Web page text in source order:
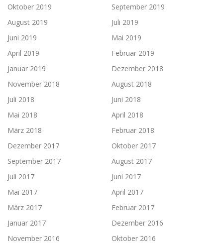
Oktober 2019
September 2019
August 2019
Juli 2019
Juni 2019
Mai 2019
April 2019
Februar 2019
Januar 2019
Dezember 2018
November 2018
August 2018
Juli 2018
Juni 2018
Mai 2018
April 2018
März 2018
Februar 2018
Dezember 2017
Oktober 2017
September 2017
August 2017
Juli 2017
Juni 2017
Mai 2017
April 2017
März 2017
Februar 2017
Januar 2017
Dezember 2016
November 2016
Oktober 2016